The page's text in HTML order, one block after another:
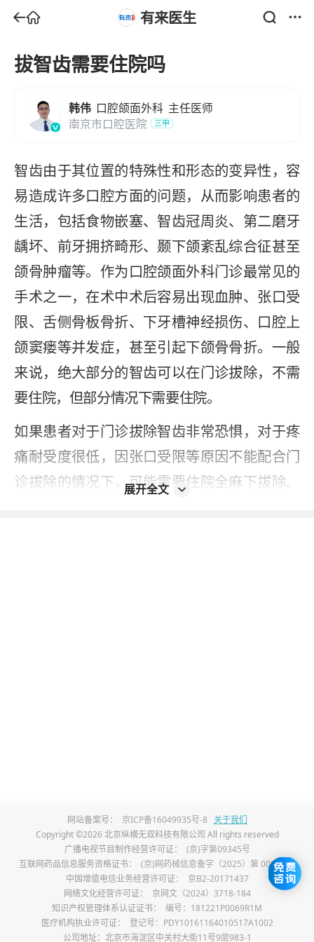
有来医生
拔智齿需要住院吗
韩伟 口腔颌面外科 主任医师
南京市口腔医院
三甲
智齿由于其位置的特殊性和形态的变异性，容
易造成许多口腔方面的问题，从而影响患者的
生活，包括食物嵌塞、智齿冠周炎、第二磨牙
龋坏、前牙拥挤畸形、颞下颌紊乱综合征甚至
颌骨肿瘤等。作为口腔颌面外科门诊最常见的
手术之一，在术中术后容易出现血肿、张口受
限、舌侧骨板骨折、下牙槽神经损伤、口腔上
颌窦瘘等并发症，甚至引起下颌骨骨折。一般
来说，绝大部分的智齿可以在门诊拔除，不需
要住院，但部分情况下需要住院。
如果患者对于门诊拔除智齿非常恐惧，对于疼
痛耐受度很低，因张口受限等原因不能配合门
诊拔除的情况下，可能需要住院全麻下拔除。
切观察，努力降低麻醉风险。
本内容不能代替面诊，如有不适请尽快就医
如您发现信息有误或更新不及时，请反馈 >
展开全文
网站备案号： 京ICP备16049935号-8 关于我们
Copyright ©2026 北京纵横无双科技有限公司 All rights reserved
广播电视节目制作经营许可证：
(京)字第09345号
互联网药品信息服务资格证书：
(京)网药械信息备字（2025）第 00017 号
中国增值电信业务经营许可证：
京B2-20171437
网络文化经营许可证：
京网文（2024）3718-184
知识产权管理体系认证证书：
编号：181221P0069R1M
医疗机构执业许可证：
登记号：PDY10161164010517A1002
公司地址：北京市海淀区中关村大街11号9层983-1